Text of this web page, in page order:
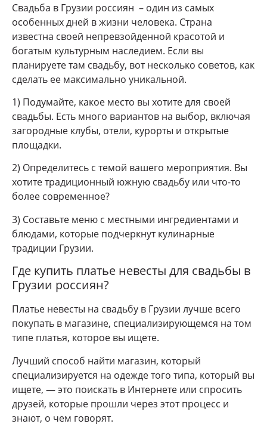
Свадьба в Грузии россиян – один из самых
особенных дней в жизни человека. Страна
известна своей непревзойденной красотой и
богатым культурным наследием. Если вы
планируете там свадьбу, вот несколько советов, как
сделать ее максимально уникальной.
1) Подумайте, какое место вы хотите для своей
свадьбы. Есть много вариантов на выбор, включая
загородные клубы, отели, курорты и открытые
площадки.
2) Определитесь с темой вашего мероприятия. Вы
хотите традиционный южную свадьбу или что-то
более современное?
3) Составьте меню с местными ингредиентами и
блюдами, которые подчеркнут кулинарные
традиции Грузии.
Где купить платье невесты для свадьбы в
Грузии россиян?
Платье невесты на свадьбу в Грузии лучше всего
покупать в магазине, специализирующемся на том
типе платья, которое вы ищете.
Лучший способ найти магазин, который
специализируется на одежде того типа, который вы
ищете, — это поискать в Интернете или спросить
друзей, которые прошли через этот процесс и
знают, о чем говорят.